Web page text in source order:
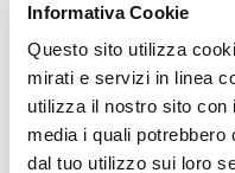
Informativa Cookie
Questo sito utilizza
mirati e servizi in linea
utilizza il nostro sito con
media i quali
dal tuo utilizzo sui loro
Aromas